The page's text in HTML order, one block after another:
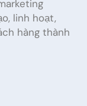
linh hoạt,
hàng thành